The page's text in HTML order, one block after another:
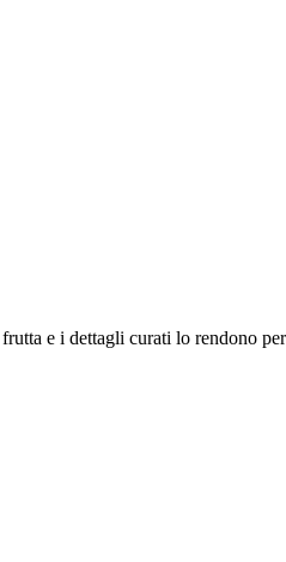
e i dettagli curati lo rendono